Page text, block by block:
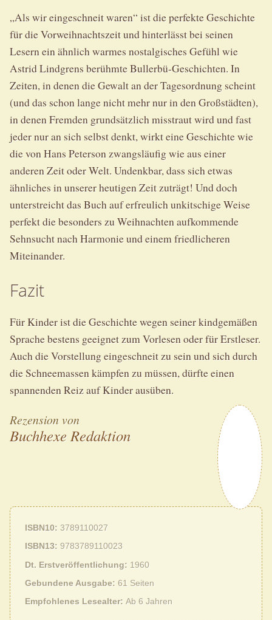
„Als wir eingeschneit waren“ ist die perfekte Geschichte
für die Vorweihnachtszeit und hinterlässt bei seinen
Lesern ein ähnlich warmes nostalgisches Gefühl wie
Astrid Lindgrens berühmte Bullerbü-Geschichten. In
Zeiten, in denen die Gewalt an der Tagesordnung scheint
(und das schon lange nicht mehr nur in den Großstädten),
in denen Fremden grundsätzlich misstraut wird und fast
jeder nur an sich selbst denkt, wirkt eine Geschichte wie
die von Hans Peterson zwangsläufig wie aus einer
anderen Zeit oder Welt. Undenkbar, dass sich etwas
ähnliches in unserer heutigen Zeit zuträgt! Und doch
unterstreicht das Buch auf erfreulich unkitschige Weise
perfekt die besonders zu Weihnachten aufkommende
Sehnsucht nach Harmonie und einem friedlicheren
Miteinander.
Fazit
Für Kinder ist die Geschichte wegen seiner kindgemäßen
Sprache bestens geeignet zum Vorlesen oder für Erstleser.
Auch die Vorstellung eingeschneit zu sein und sich durch
die Schneemassen kämpfen zu müssen, dürfte einen
spannenden Reiz auf Kinder ausüben.
Rezension von
Buchhexe Redaktion
ISBN10
3789110027
ISBN13 9783789110023
Dt. Erstveröffentlichung
1960
Gebundene Ausgabe 61 Seiten
Empfohlenes Lesealter Ab 6 Jahren